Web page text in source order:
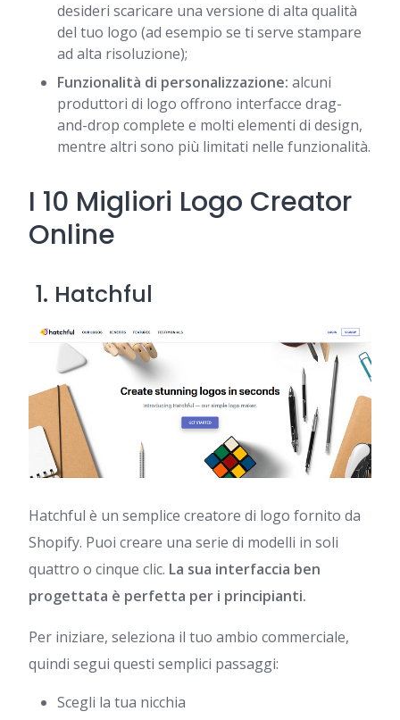
desideri scaricare una versione di alta qualità
del tuo logo (ad esempio se ti serve stampare
ad alta risoluzione);
Funzionalità di personalizzazione: alcuni
produttori di logo offrono interfacce drag-
and-drop complete e molti elementi di design,
mentre altri sono più limitati nelle funzionalità.
I 10 Migliori Logo Creator
Online
1. Hatchful
Hatchful è un semplice creatore di logo fornito da
Shopify. Puoi creare una serie di modelli in soli
quattro o cinque clic. La sua interfaccia ben
progettata è perfetta per i principianti.
Per iniziare, seleziona il tuo ambio commerciale,
quindi segui questi semplici passaggi:
Scegli la tua nicchia